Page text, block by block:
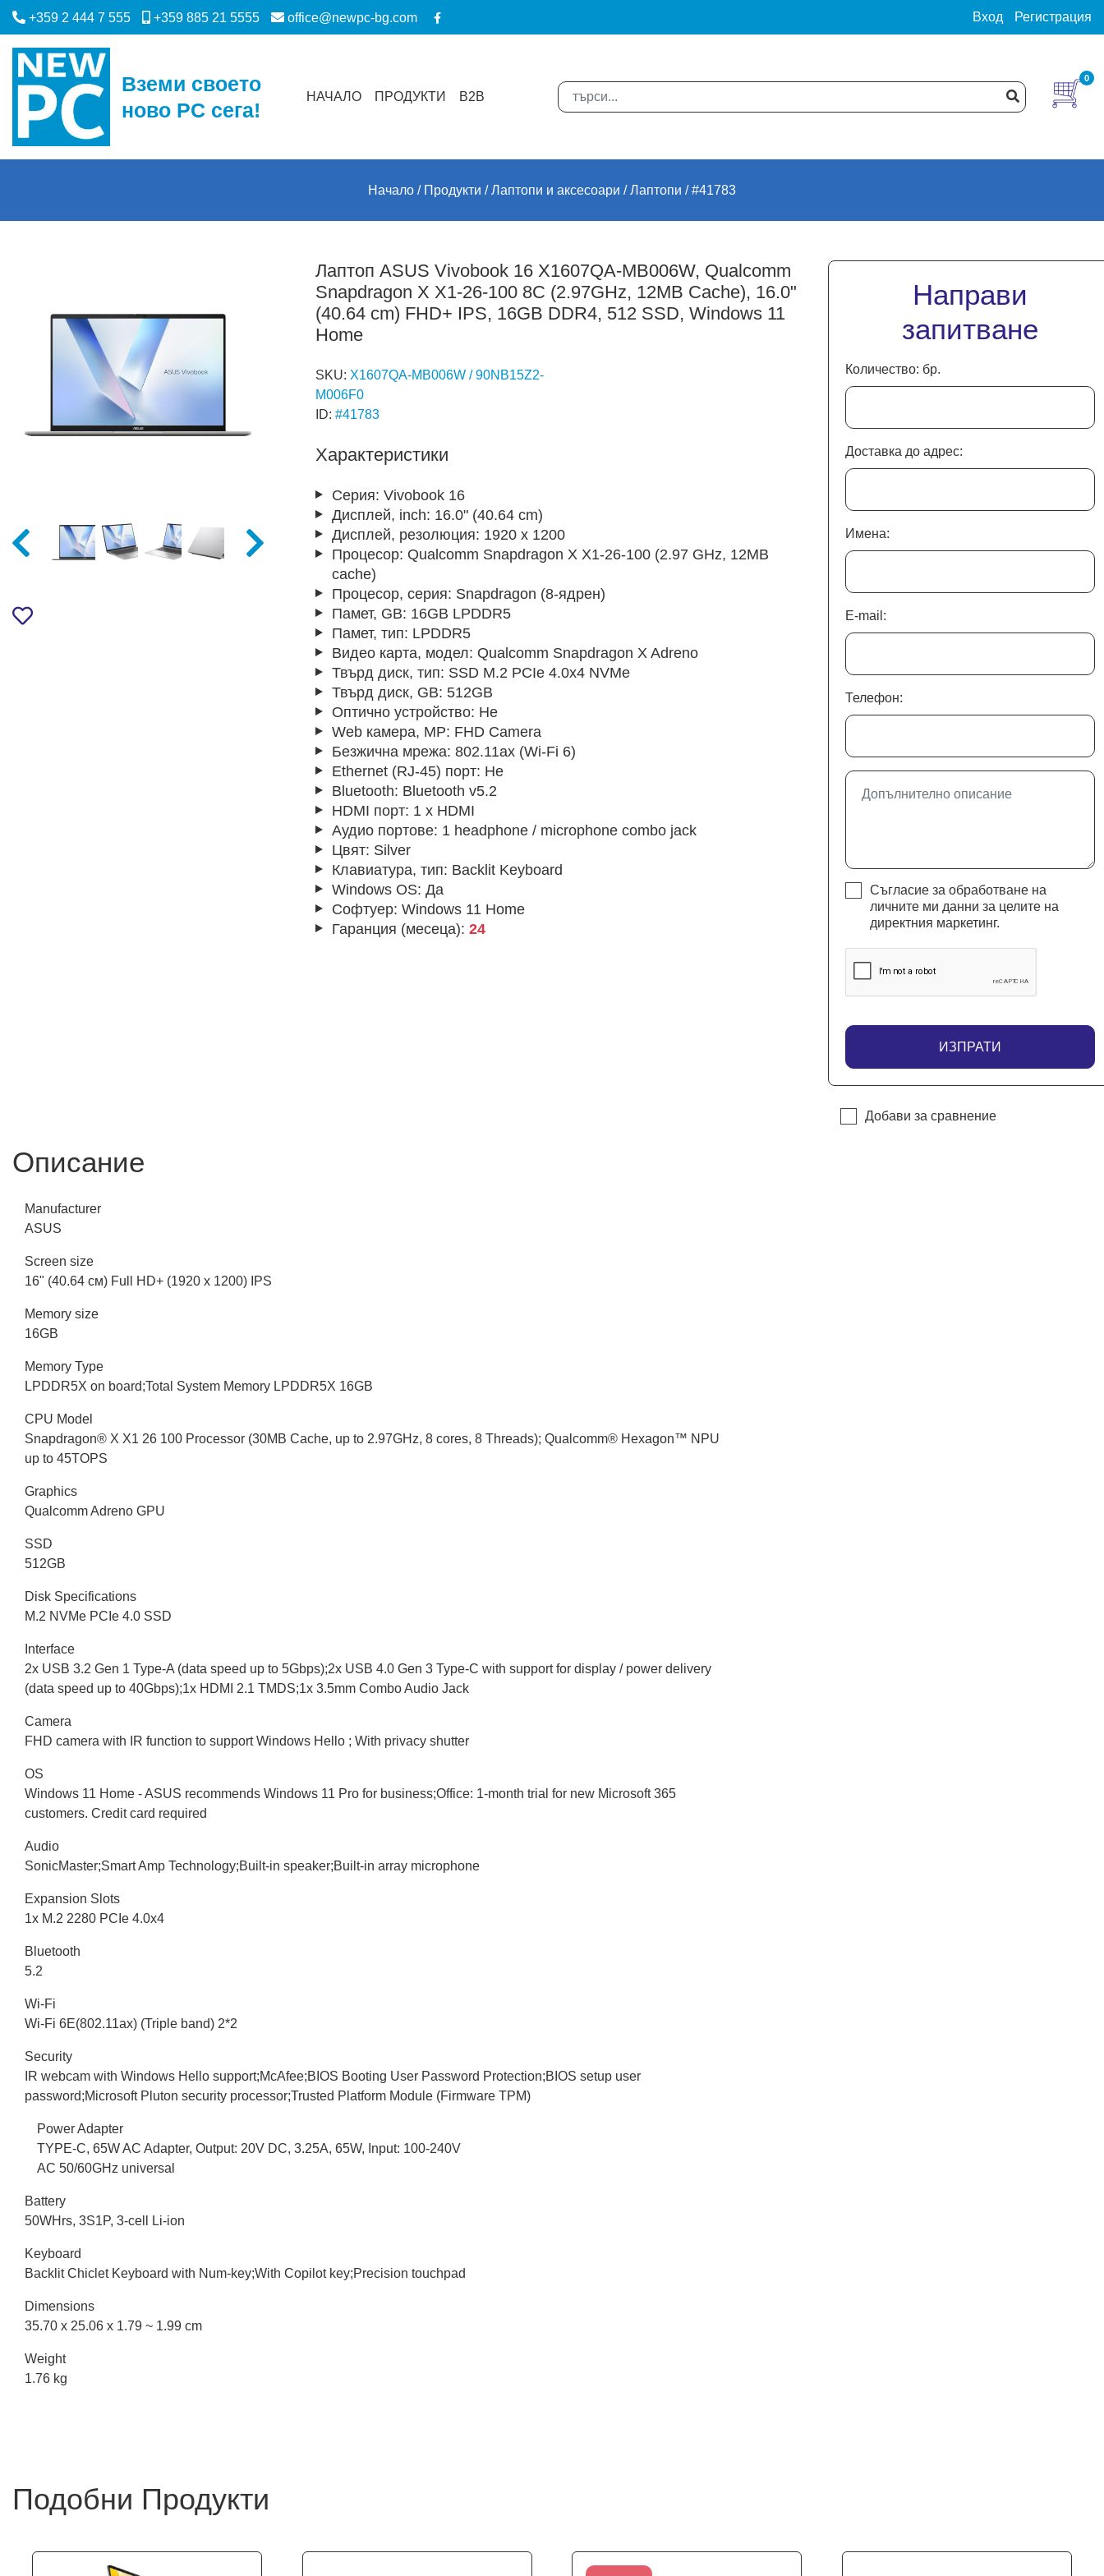
+359 2 444 7 555 +359 885 21 5555 office@newpc-bg.com Вход Регистрация
Вземи своето
ново PC сега!
НАЧАЛО ПРОДУКТИ B2B
0
Начало Продукти Лаптопи и аксесоари Лаптопи #41783
Лаптоп ASUS Vivobook 16 X1607QA-MB006W, Qualcomm
Snapdragon X X1-26-100 8C (2.97GHz, 12MB Cache), 16.0"
(40.64 cm) FHD+ IPS, 16GB DDR4, 512 SSD, Windows 11
Home
SKU: X1607QA-MB006W / 90NB15Z2-
M006F0
ID: #41783
Характеристики
Серия: Vivobook 16
Дисплей, inch: 16.0" (40.64 cm)
Дисплей, резолюция: 1920 x 1200
Процесор: Qualcomm Snapdragon X X1-26-100 (2.97 GHz, 12MB
cache)
Процесор, серия: Snapdragon (8-ядрен)
Памет, GB: 16GB LPDDR5
Памет, тип: LPDDR5
Видео карта, модел: Qualcomm Snapdragon X Adreno
Твърд диск, тип: SSD M.2 PCIe 4.0x4 NVMe
Твърд диск, GB: 512GB
Оптично устройство: Не
Web камера, MP: FHD Camera
Безжична мрежа: 802.11ax (Wi-Fi 6)
Ethernet (RJ-45) порт: Не
Bluetooth: Bluetooth v5.2
HDMI порт: 1 x HDMI
Аудио портове: 1 headphone / microphone combo jack
Цвят: Silver
Клавиатура, тип: Backlit Keyboard
Windows OS: Да
Софтуер: Windows 11 Home
Гаранция (месеца): 24
Направи
запитване
Количество: бр.
Доставка до адрес:
Имена:
E-mail:
Телефон:
Съгласие за обработване на
личните ми данни за целите на
директния маркетинг.
ИЗПРАТИ
Добави за сравнение
Описание
Manufacturer
ASUS
Screen size
16" (40.64 см) Full HD+ (1920 x 1200) IPS
Memory size
16GB
Memory Type
LPDDR5X on board;Total System Memory LPDDR5X 16GB
CPU Model
Snapdragon® X X1 26 100 Processor (30MB Cache, up to 2.97GHz, 8 cores, 8 Threads); Qualcomm® Hexagon™ NPU
up to 45TOPS
Graphics
Qualcomm Adreno GPU
SSD
512GB
Disk Specifications
M.2 NVMe PCIe 4.0 SSD
Interface
2x USB 3.2 Gen 1 Type-A (data speed up to 5Gbps);2x USB 4.0 Gen 3 Type-C with support for display / power delivery
(data speed up to 40Gbps);1x HDMI 2.1 TMDS;1x 3.5mm Combo Audio Jack
Camera
FHD camera with IR function to support Windows Hello ; With privacy shutter
OS
Windows 11 Home - ASUS recommends Windows 11 Pro for business;Office: 1-month trial for new Microsoft 365
customers. Credit card required
Audio
SonicMaster;Smart Amp Technology;Built-in speaker;Built-in array microphone
Expansion Slots
1x M.2 2280 PCIe 4.0x4
Bluetooth
5.2
Wi-Fi
Wi-Fi 6E(802.11ax) (Triple band) 2*2
Security
IR webcam with Windows Hello support;McAfee;BIOS Booting User Password Protection;BIOS setup user
password;Microsoft Pluton security processor;Trusted Platform Module (Firmware TPM)
Power Adapter
TYPE-C, 65W AC Adapter, Output: 20V DC, 3.25A, 65W, Input: 100-240V
AC 50/60GHz universal
Battery
50WHrs, 3S1P, 3-cell Li-ion
Keyboard
Backlit Chiclet Keyboard with Num-key;With Copilot key;Precision touchpad
Dimensions
35.70 x 25.06 x 1.79 ~ 1.99 cm
Weight
1.76 kg
Подобни Продукти